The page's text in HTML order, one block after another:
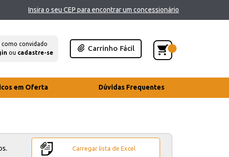
Insira o seu CEP para encontrar um concessionário
como convidado
ou cadastre-se
Carrinho Fácil
em Oferta Dúvidas Frequentes
Carregar lista de Excel